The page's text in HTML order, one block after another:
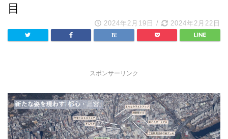
目
2024年2月19日 / 2024年2月22日
スポンサーリンク